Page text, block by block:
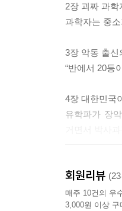
2장 괴짜 과학
과학자는 중
3장 악동 출신
“반에서 20등
4장 대한민국
유학파가 장
주인집 자식
사람들에게
회원리뷰
매주 10건의 우
3,000원 이상 구